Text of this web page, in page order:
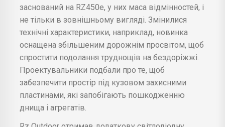
заснований на RZ450e, у них маса відмінностей, і
не тільки в зовнішньому вигляді. Змінилися
технічні характеристики, наприклад, новинка
оснащена збільшеним дорожнім просвітом, щоб
спростити подолання труднощів на бездоріжжі.
Проектувальники подбали про те, щоб
забезпечити простір під кузовом захисними
пластинами, які запобігають пошкодженню
днища і агрегатів.